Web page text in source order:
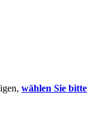
wählen Sie bitte